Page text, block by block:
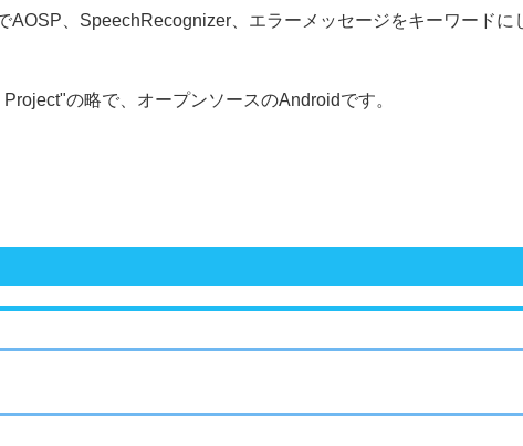
AOSP、SpeechRecognizer、エラーメッセージをキーワードに
の略で、オープンソースのAndroidです。